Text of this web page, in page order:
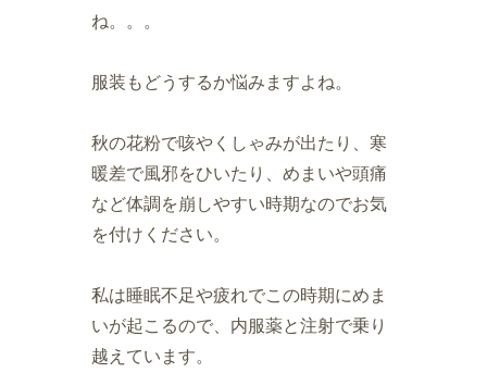
ね。。。
服装もどうするか悩みますよね。
秋の花粉で咳やくしゃみが出たり、寒
暖差で風邪をひいたり、めまいや頭痛
など体調を崩しやすい時期なのでお気
を付けください。
私は睡眠不足や疲れでこの時期にめま
いが起こるので、内服薬と注射で乗り
越えています。